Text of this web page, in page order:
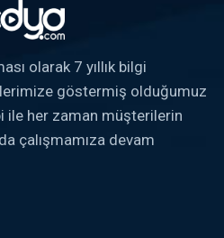
olarak 7 yıllık bilgi
göstermiş olduğumuz
ile her zaman müşterilerin
çalışmamıza devam